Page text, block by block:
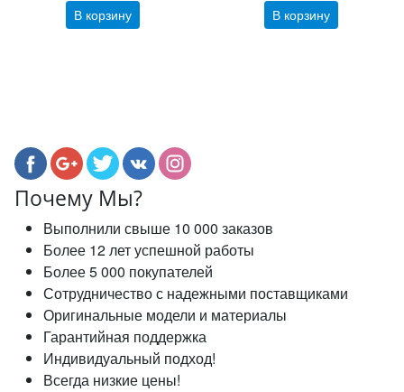
В корзину В корзину
Почему Мы?
Выполнили свыше 10 000 заказов
Более 12 лет успешной работы
Более 5 000 покупателей
Сотрудничество с надежными поставщиками
Оригинальные модели и материалы
Гарантийная поддержка
Индивидуальный подход!
Всегда низкие цены!